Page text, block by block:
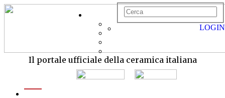
Il portale ufficiale della ceramica italiana
LOGIN